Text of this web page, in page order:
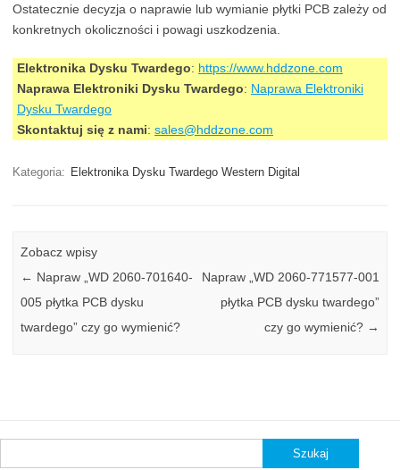
Ostatecznie decyzja o naprawie lub wymianie płytki PCB zależy od
konkretnych okoliczności i powagi uszkodzenia.
Elektronika Dysku Twardego: https://www.hddzone.com
Naprawa Elektroniki Dysku Twardego: Naprawa Elektroniki
Dysku Twardego
Skontaktuj się z nami: sales@hddzone.com
Kategoria: Elektronika Dysku Twardego Western Digital
Zobacz wpisy
← Napraw „WD 2060-701640-
005 płytka PCB dysku
twardego” czy go wymienić?
Napraw „WD 2060-771577-001
płytka PCB dysku twardego”
czy go wymienić? →